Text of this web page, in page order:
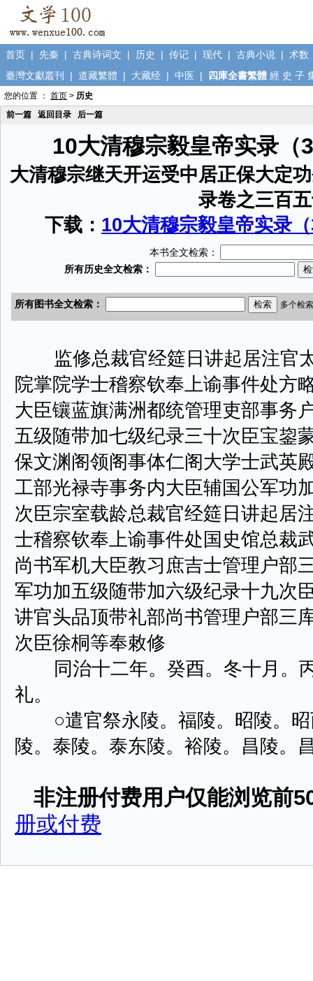
首页 | 先秦 | 古典诗词文 | 历史 | 传记 | 现代 | 古典小说 | 术数
臺灣文獻叢刊
| 道藏繁體 | 大藏经 | 中医 | 四庫全書繁體 經 史 子
您的位置 ： 首页 > 历史
前一篇
返回目录 后一篇
10大清穆宗毅皇帝实录（
大清穆宗继天开运受中居正保大定
录卷之三百
下载： 10大清穆宗毅皇帝实录
本书全文检索：
监修总裁官经筵日讲起居注官
院掌院学士稽察钦奉上谕事件处方
大臣镶蓝旗满洲都统管理吏部事务
五级随带加七级纪录三十次臣宝鋆
保文渊阁领阁事体仁阁大学士武英
工部光禄寺事务内大臣辅国公军功
次臣宗室载龄总裁官经筵日讲起居
士稽察钦奉上谕事件处国史馆总裁
尚书军机大臣教习庶吉士管理户部
军功加五级随带加六级纪录十九次
讲官头品顶带礼部尚书管理户部三
次臣徐桐等奉敕修
同治十二年。癸酉。冬十月。
礼。
○遣官祭永陵。福陵。昭陵。昭
陵。泰陵。泰东陵。裕陵。昌陵。
非注册付费用户仅能浏览前
册或付费